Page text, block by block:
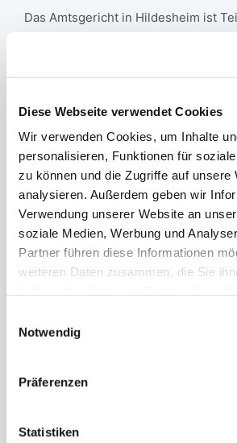
Diese Webseite verwendet Cookies
Wir verwenden Cookies, um Inhalte
personalisieren, Funktionen für
zu können und die Zugriffe auf unsere
analysieren. Außerdem geben wir
Verwendung unserer Website an
soziale Medien, Werbung und
Partner führen diese Informationen
weiteren Daten zusammen, die Sie
Notwendig
Präferenzen
Statistiken
Das Amtsgericht in Hildesheim ist
Innenstadt - Kaiserstrasse 60. Das
führt die Abteilungen A / B, dass
Handelsregister können öffentlich
werden, zuständige Abteilung ist die
Sie brauchen schnell einen
oder andere Firmeninformationen
Dann können Sie auch gleich hier bei
bestellen
Verfügbare Dokumente
Die aktuelle Fassung aller Eintragungen